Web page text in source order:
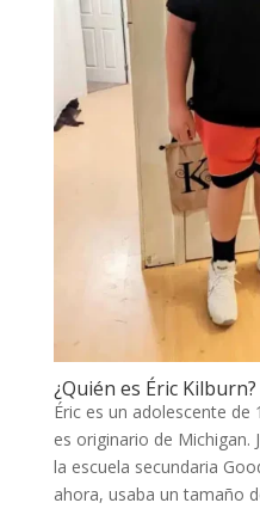
¿Quién es Éric Kilburn?
Éric es un adolescente
es originario de Michigan.
la escuela secundaria
ahora, usaba un tamaño